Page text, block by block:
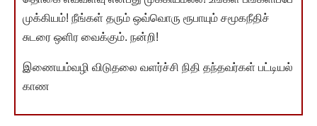
முக்கியம்! நீங்கள் தரும் ஒவ்வொரு ரூபாயும் சமூகநீதிச்
சுடரை ஒளிர வைக்கும். நன்றி!
இணையம்வழி விடுதலை வளர்ச்சி நிதி தந்தவர்கள் பட்டியல்
காண